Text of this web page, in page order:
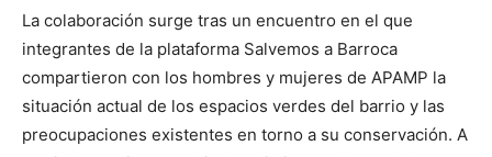
La colaboración surge tras un encuentro en el que
integrantes de la plataforma Salvemos a Barroca
compartieron con los hombres y mujeres de APAMP la
situación actual de los espacios verdes del barrio y las
preocupaciones existentes en torno a su conservación. A